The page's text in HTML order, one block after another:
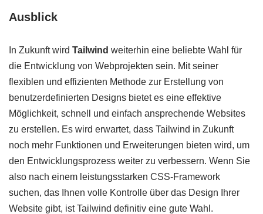
Ausblick
In Zukunft wird Tailwind weiterhin eine beliebte Wahl für
die Entwicklung von Webprojekten sein. Mit seiner
flexiblen und effizienten Methode zur Erstellung von
benutzerdefinierten Designs bietet es eine effektive
Möglichkeit, schnell und einfach ansprechende Websites
zu erstellen. Es wird erwartet, dass Tailwind in Zukunft
noch mehr Funktionen und Erweiterungen bieten wird, um
den Entwicklungsprozess weiter zu verbessern. Wenn Sie
also nach einem leistungsstarken CSS-Framework
suchen, das Ihnen volle Kontrolle über das Design Ihrer
Website gibt, ist Tailwind definitiv eine gute Wahl.